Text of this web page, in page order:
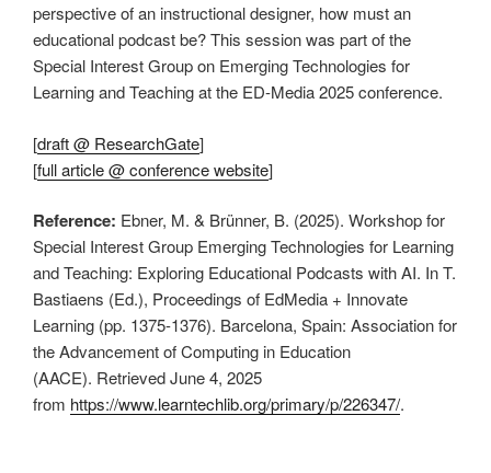
perspective of an instructional designer, how must an
educational podcast be? This session was part of the
Special Interest Group on Emerging Technologies for
Learning and Teaching at the ED-Media 2025 conference.
[draft @ ResearchGate]
[full article @ conference website]
Reference: Ebner, M. & Brünner, B. (2025). Workshop for
Special Interest Group Emerging Technologies for Learning
and Teaching: Exploring Educational Podcasts with AI. In T.
Bastiaens (Ed.), Proceedings of EdMedia + Innovate
Learning (pp. 1375-1376). Barcelona, Spain: Association for
the Advancement of Computing in Education
(AACE). Retrieved June 4, 2025
from https://www.learntechlib.org/primary/p/226347/.